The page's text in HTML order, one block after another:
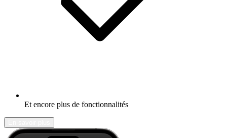
Et encore plus de fonctionnalités